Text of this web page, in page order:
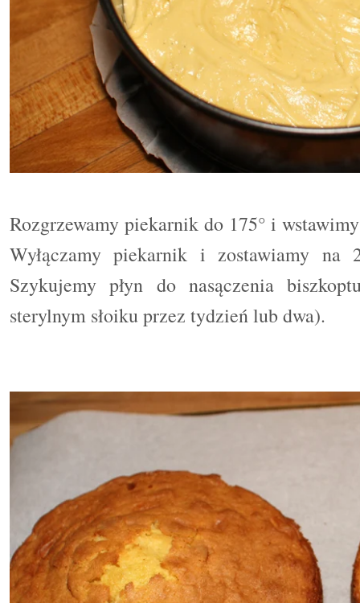
Rozgrzewamy piekarnik do 175° i
Wyłączamy piekarnik i zostawiamy
Szykujemy płyn do nasączenia
sterylnym słoiku przez tydzień lub dwa).